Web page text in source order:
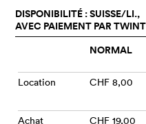
DISPONIBILITÉ : SUISSE/LI.,
AVEC PAIEMENT PAR
NORMAL
Location CHF 8,00
Achat CHF 19,00